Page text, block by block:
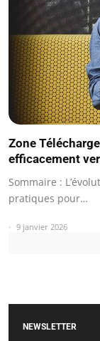
Zone
efficacement
Sommaire :
pratiques pour…
9 janvier 2026
NEWSLETTER